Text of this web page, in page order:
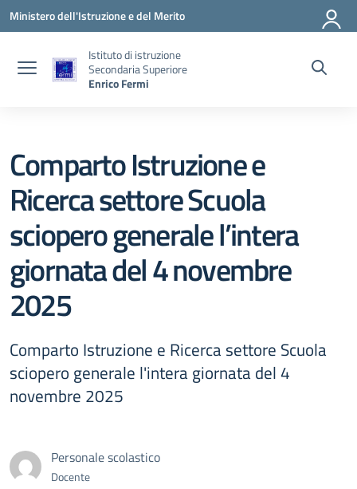
Vai ai contenuti
Vai al menu di navigazione
Vai al footer
Ministero dell'Istruzione e del Merito
Istituto di istruzione
Secondaria Superiore
Enrico Fermi
Comparto Istruzione e
Ricerca settore Scuola
sciopero generale l’intera
giornata del 4 novembre
2025
Comparto Istruzione e Ricerca settore Scuola
sciopero generale l'intera giornata del 4
novembre 2025
Personale scolastico
Docente